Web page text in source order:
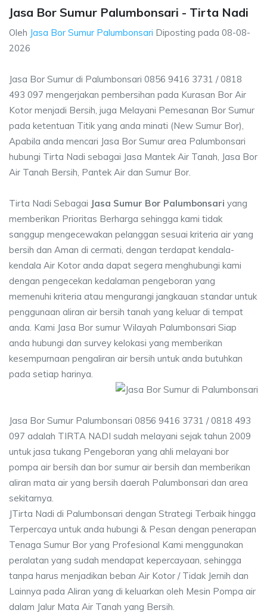
Jasa Bor Sumur Palumbonsari - Tirta Nadi
Oleh Jasa Bor Sumur Palumbonsari Diposting pada 08-08-
2026
Jasa Bor Sumur di Palumbonsari 0856 9416 3731 / 0818
493 097 mengerjakan pembersihan pada Kurasan Bor Air
Kotor menjadi Bersih, juga Melayani Pemesanan Bor Sumur
pada ketentuan Titik yang anda minati (New Sumur Bor),
Apabila anda mencari Jasa Bor Sumur area Palumbonsari
hubungi Tirta Nadi sebagai Jasa Mantek Air Tanah, Jasa Bor
Air Tanah Bersih, Pantek Air dan Sumur Bor.
Tirta Nadi Sebagai Jasa Sumur Bor Palumbonsari yang
memberikan Prioritas Berharga sehingga kami tidak
sanggup mengecewakan pelanggan sesuai kriteria air yang
bersih dan Aman di cermati, dengan terdapat kendala-
kendala Air Kotor anda dapat segera menghubungi kami
dengan pengecekan kedalaman pengeboran yang
memenuhi kriteria atau mengurangi jangkauan standar untuk
penggunaan aliran air bersih tanah yang keluar di tempat
anda. Kami Jasa Bor sumur Wilayah Palumbonsari Siap
anda hubungi dan survey kelokasi yang memberikan
kesempurnaan pengaliran air bersih untuk anda butuhkan
pada setiap harinya.
Jasa Bor Sumur Palumbonsari 0856 9416 3731 / 0818 493
097 adalah TIRTA NADI sudah melayani sejak tahun 2009
untuk jasa tukang Pengeboran yang ahli melayani bor
pompa air bersih dan bor sumur air bersih dan memberikan
aliran mata air yang bersih daerah Palumbonsari dan area
sekitarnya.
JTirta Nadi di Palumbonsari dengan Strategi Terbaik hingga
Terpercaya untuk anda hubungi & Pesan dengan penerapan
Tenaga Sumur Bor yang Profesional Kami menggunakan
peralatan yang sudah mendapat kepercayaan, sehingga
tanpa harus menjadikan beban Air Kotor / Tidak Jernih dan
Lainnya pada Aliran yang di keluarkan oleh Mesin Pompa air
dalam Jalur Mata Air Tanah yang Bersih.